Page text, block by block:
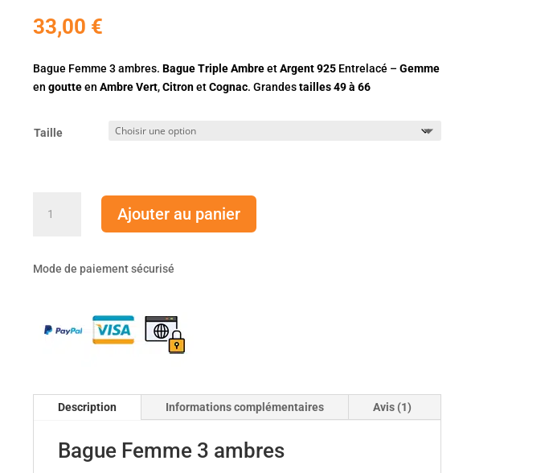
basé sur
notation
33,00 €
Bague Femme 3 ambres. Bague Triple AmbreetArgent 925Entrelacé – Gemme
en goutteen Ambre Vert,CitronetCognac. Grandestailles 49 à 66
Taille
3
Ajouter au panier
Mode de paiement sécurisé
Description Informations complémentaires Avis (1)
Bague Femme 3 ambres